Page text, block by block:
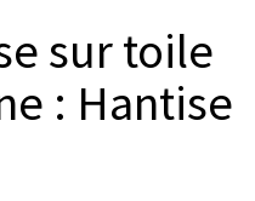
sur toile
: Hantise